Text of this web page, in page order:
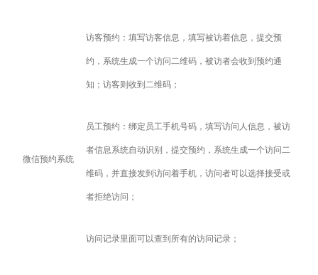
微信预约系统
访客预约：填写访客信息，填写被访着信息，提交预
约，系统生成一个访问二维码，被访者会收到预约通
知；访客则收到二维码；
员工预约：绑定员工手机号码，填写访问人信息，被访
者信息系统自动识别，提交预约，系统生成一个访问二
维码，并直接发到访问着手机，访问者可以选择接受或
者拒绝访问；
访问记录里面可以查到所有的访问记录；